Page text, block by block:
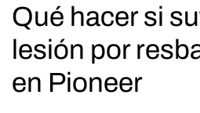
Qué hacer si
lesión por
en Pioneer